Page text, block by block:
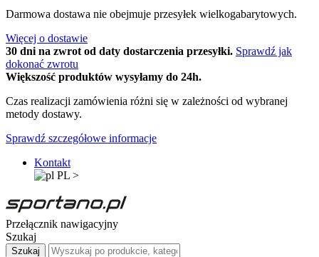
Darmowa dostawa nie obejmuje przesyłek wielkogabarytowych.
Więcej o dostawie
30 dni na zwrot od daty dostarczenia przesyłki. Sprawdź jak
dokonać zwrotu
Większość produktów wysyłamy do 24h.
Czas realizacji zamówienia różni się w zależności od wybranej
metody dostawy.
Sprawdź szczegółowe informacje
Kontakt
PL >
Przełącznik nawigacyjny
Szukaj
Szukaj